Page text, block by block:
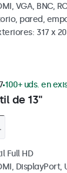
VGA, BNC,
pared,
317 x
de 13"
100+ uds. en
Full HD
DisplayPort,